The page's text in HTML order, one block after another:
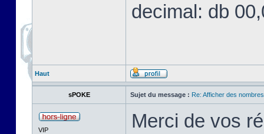
decimal: db
Haut
sPOKE Sujet du message : Re: Afficher des
VIP Merci de vos